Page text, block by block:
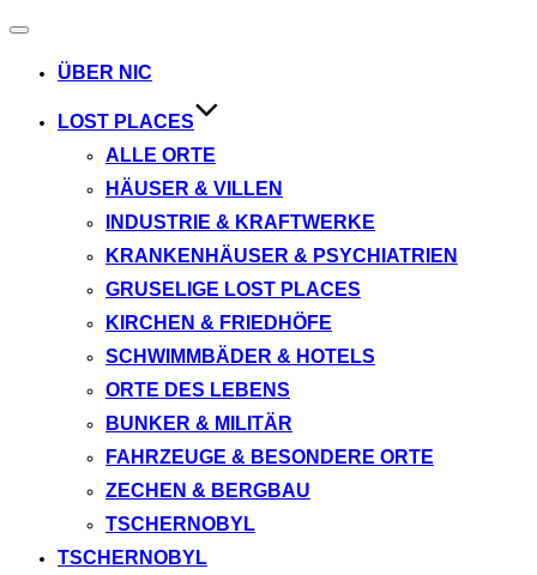
Navigation
ÜBER NIC
LOST PLACES
ALLE ORTE
HÄUSER & VILLEN
INDUSTRIE & KRAFTWERKE
KRANKENHÄUSER & PSYCHIATRIEN
GRUSELIGE LOST PLACES
KIRCHEN & FRIEDHÖFE
SCHWIMMBÄDER & HOTELS
ORTE DES LEBENS
BUNKER & MILITÄR
FAHRZEUGE & BESONDERE ORTE
ZECHEN & BERGBAU
TSCHERNOBYL
TSCHERNOBYL